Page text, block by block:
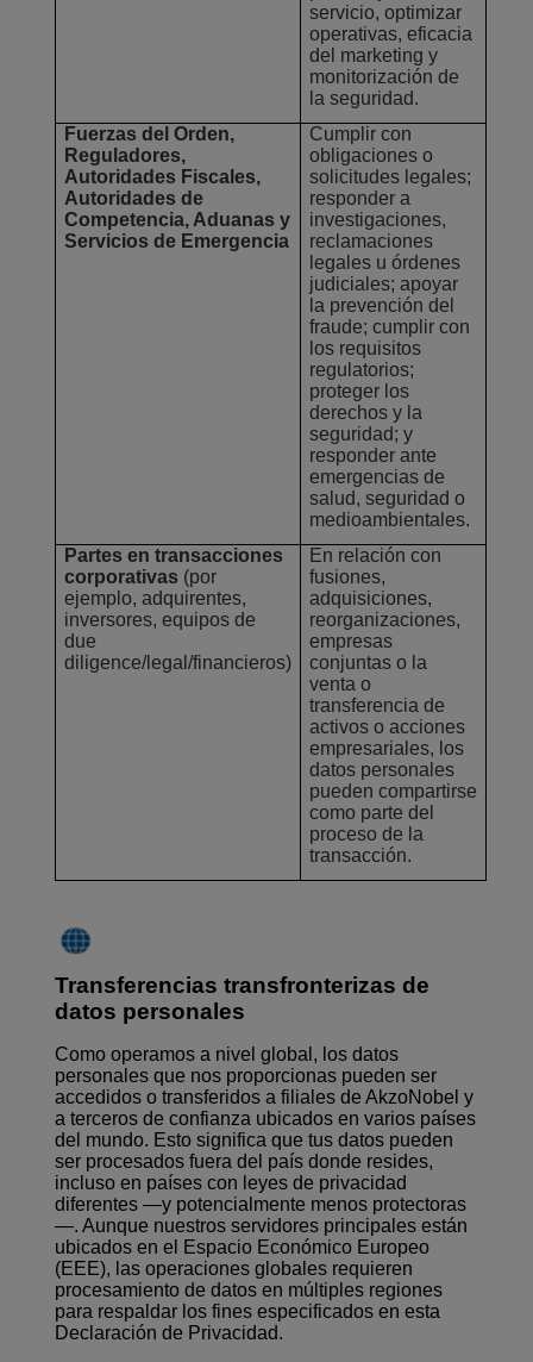
servicio, optimizar
operativas, eficacia
del marketing y
monitorización de
la seguridad.
Fuerzas del Orden,
Reguladores,
Autoridades Fiscales,
Autoridades de
Competencia, Aduanas y
Servicios de Emergencia
Cumplir con
obligaciones o
solicitudes legales;
responder a
investigaciones,
reclamaciones
legales u órdenes
judiciales; apoyar
la prevención del
fraude; cumplir con
los requisitos
regulatorios;
proteger los
derechos y la
seguridad; y
responder ante
emergencias de
salud, seguridad o
medioambientales.
Partes en transacciones
corporativas (por
ejemplo, adquirentes,
inversores, equipos de
due
diligence/legal/financieros)
En relación con
fusiones,
adquisiciones,
reorganizaciones,
empresas
conjuntas o la
venta o
transferencia de
activos o acciones
empresariales, los
datos personales
pueden compartirse
como parte del
proceso de la
transacción.
Transferencias transfronterizas de
datos personales
Como operamos a nivel global, los datos
personales que nos proporcionas pueden ser
accedidos o transferidos a filiales de AkzoNobel y
a terceros de confianza ubicados en varios países
del mundo. Esto significa que tus datos pueden
ser procesados fuera del país donde resides,
incluso en países con leyes de privacidad
diferentes —y potencialmente menos protectoras
—. Aunque nuestros servidores principales están
ubicados en el Espacio Económico Europeo
(EEE), las operaciones globales requieren
procesamiento de datos en múltiples regiones
para respaldar los fines especificados en esta
Declaración de Privacidad.